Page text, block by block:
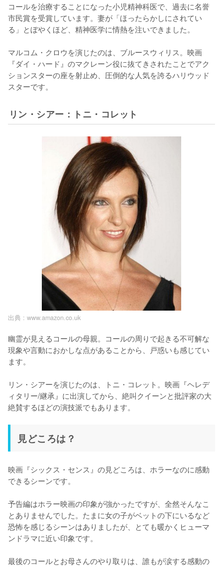
コールを治療することになった小児精神科医で、過去に名誉
市民賞を受賞しています。妻が「ほったらかしにされてい
る」とぼやくほど、精神医学に情熱を注いできました。
️マルコム・クロウを演じたのは、ブルースウィリス。映画
『ダイ・ハード』のマクレーン役に抜てきされたことでアク
ションスターの座を射止め、圧倒的な人気を誇るハリウッド
スターです。
リン・シアー：トニ・コレット
出典 : www.amazon.co.uk
幽霊が見えるコールの母親。コールの周りで起きる不可解な
現象や言動におかしな点があることから、戸惑いも感じてい
ます。
️リン・シアーを演じたのは、トニ・コレット。映画『ヘレデ
ィタリー/継承』に出演してから、絶叫クイーンと批評家の大
絶賛するほどの演技派でもあります。
見どころは？
映画『シックス・センス』の見どころは、ホラーなのに感動
できるシーンです。
予告編はホラー映画の印象が強かったですが、全然そんなこ
とありませんでした。たまに女の子がベットの下にいるなど
恐怖を感じるシーンはありましたが、とても暖かくヒューマ
ンドラマに近い印象です。
最後のコールとお母さんのやり取りは、誰もが涙する感動の